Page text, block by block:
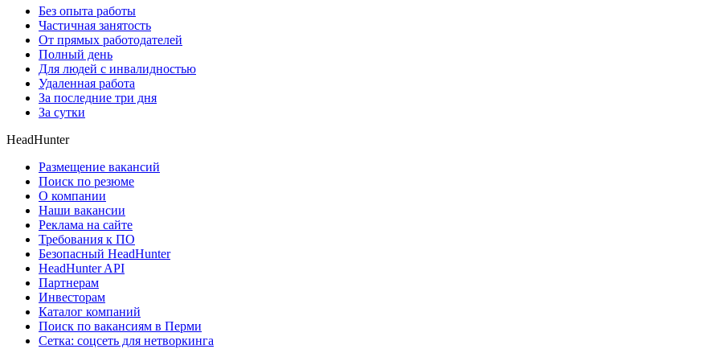
Без опыта работы
Частичная занятость
От прямых работодателей
Полный день
Для людей с инвалидностью
Удаленная работа
За последние три дня
За сутки
HeadHunter
Размещение вакансий
Поиск по резюме
О компании
Наши вакансии
Реклама на сайте
Требования к ПО
Безопасный HeadHunter
HeadHunter API
Партнерам
Инвесторам
Каталог компаний
Поиск по вакансиям в Перми
Сетка: соцсеть для нетворкинга